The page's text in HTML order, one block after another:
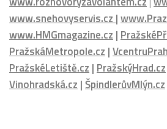
www.sefredaktorzavolantem.cz|
www.rozhovoryzavolantem.cz|
www.snehovyservis.cz|
www.HMGmagazine.cz|
PražskáMetropole.cz|
PražskéLetiště.cz|PražskýHrad.cz